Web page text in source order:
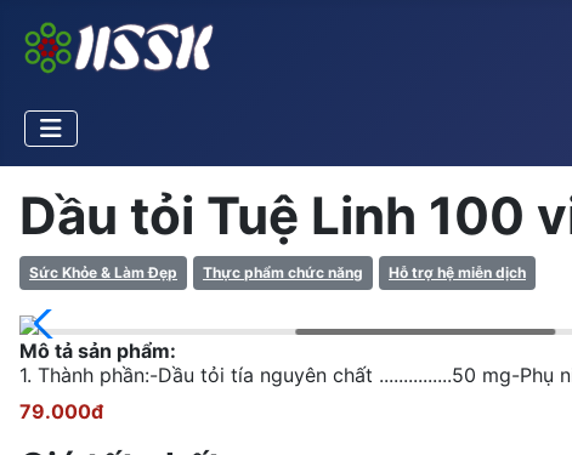
Dầu tỏi Tuệ Linh 100
Sức Khỏe & Làm Đẹp Thực phẩm chức năng Hỗ trợ hệ miễn dịch
Mô tả sản phẩm:
1. Thành phần:-Dầu tỏi tía nguyên chất ...............50 mg-
79.000đ